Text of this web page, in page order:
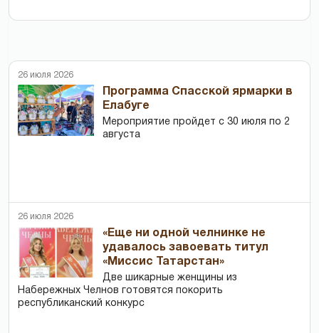
26 июля 2026
Программа Спасской ярмарки в
Елабуге
Мероприятие пройдет с 30 июля по 2
августа
26 июля 2026
«Еще ни одной челнинке не
удавалось завоевать титул
«Миссис Татарстан»
Две шикарные женщины из
Набережных Челнов готовятся покорить
республиканский конкурс